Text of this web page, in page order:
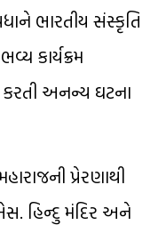
ભારતીય સંસ્કૃતિ
કાર્યક્રમ
કરતી અનન્ય ઘટના
પ્રેરણાથી
હિન્દુ મંદિર અને